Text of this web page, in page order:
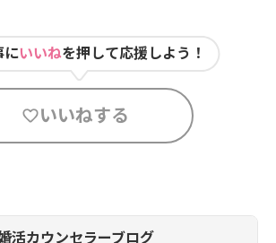
にいいねを押して応援しよう！
いいねする
活カウンセラーブログ